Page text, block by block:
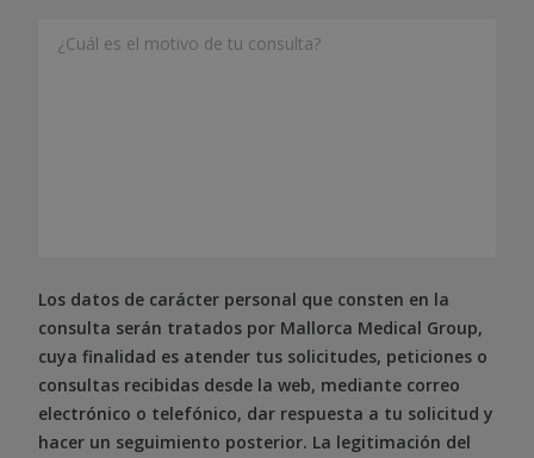
Los datos de carácter personal que consten en la
consulta serán tratados por Mallorca Medical Group,
cuya finalidad es atender tus solicitudes, peticiones o
consultas recibidas desde la web, mediante correo
electrónico o telefónico, dar respuesta a tu solicitud y
hacer un seguimiento posterior. La legitimación del